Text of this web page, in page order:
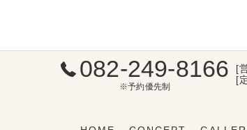
082-249-8166
※予約優先制
[
[